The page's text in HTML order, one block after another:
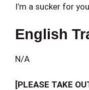
I’m a sucker for
English
N/A
[PLEASE TAKE